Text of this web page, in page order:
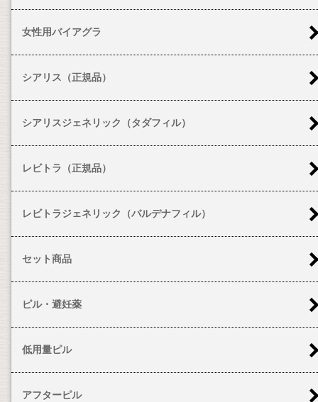
女性用バイアグラ
シアリス（正規品）
シアリスジェネリック（タダフィル）
レビトラ（正規品）
レビトラジェネリック（バルデナフィル）
セット商品
ピル・避妊薬
低用量ピル
アフターピル